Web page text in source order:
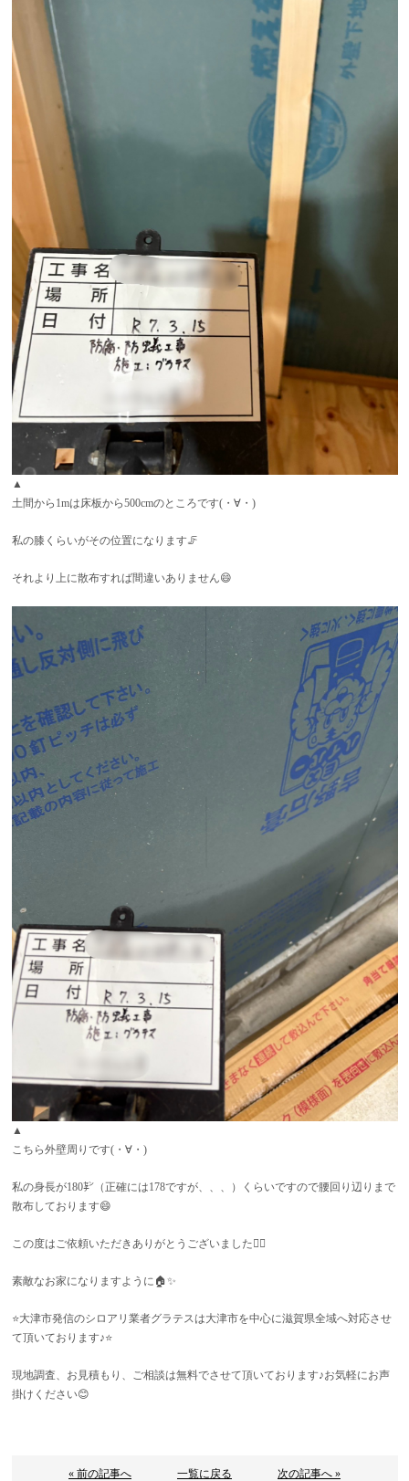
▲
土間から1mは床板から500cmのところです(・∀・)
私の膝くらいがその位置になります🦵
それより上に散布すれば間違いありません😄
▲
こちら外壁周りです(・∀・)
私の身長が180㌢（正確には178ですが、、、）くらいですので腰回り辺りまで
散布しております😄
この度はご依頼いただきありがとうございました🙇‍♂️
素敵なお家になりますように🏠✨
⭐️大津市発信のシロアリ業者グラテスは大津市を中心に滋賀県全域へ対応させ
て頂いております♪⭐️
現地調査、お見積もり、ご相談は無料でさせて頂いております♪お気軽にお声
掛けください😊
« 前の記事へ 一覧に戻る 次の記事へ »